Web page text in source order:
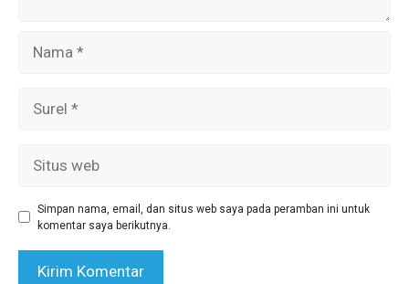
web
Simpan nama, email, dan situs web saya pada peramban ini untuk
komentar saya berikutnya.